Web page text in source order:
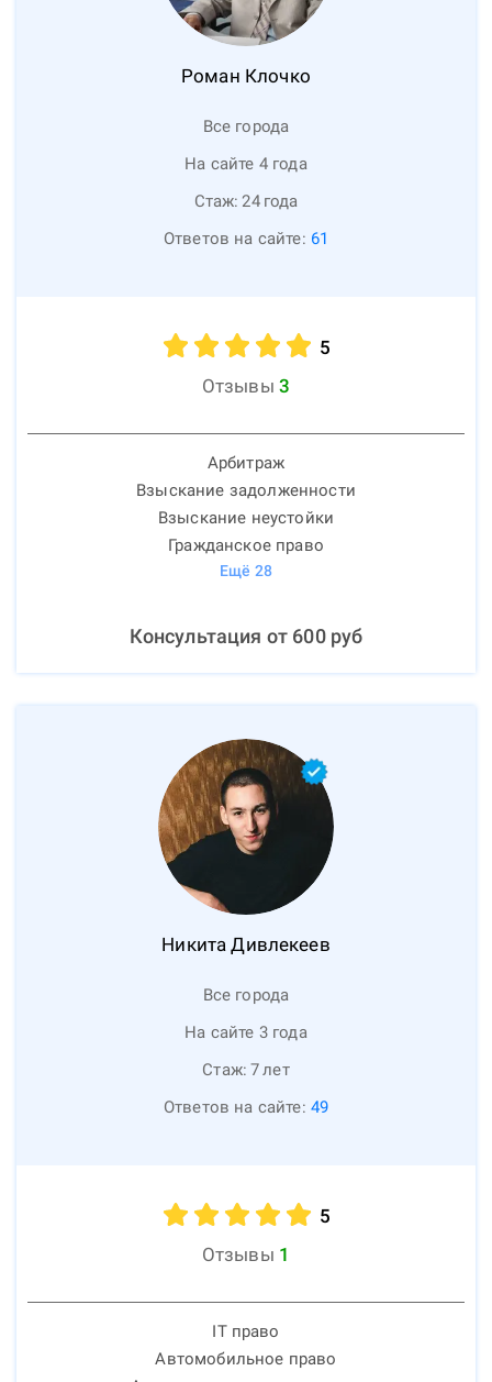
Роман Клочко
Все города
На сайте 4 года
Стаж: 24 года
Ответов на сайте: 61
5
Отзывы 3
Арбитраж
Взыскание задолженности
Взыскание неустойки
Гражданское право
Ещё 28
Консультация от 600руб
Никита Дивлекеев
Все города
На сайте 3 года
Стаж: 7лет
Ответов на сайте: 49
5
Отзывы 1
IT право
Автомобильное право